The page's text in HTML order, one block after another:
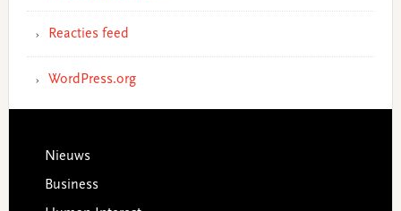
Reacties feed
WordPress.org
Footer
Nieuws
Business